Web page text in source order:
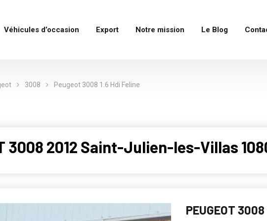
Véhicules d’occasion Export Notre mission Le Blog
3008 Peugeot 3008 1.6 Hdi Feline
3008 2012 Saint-Julien-les-Villas
PEUGEOT 3008